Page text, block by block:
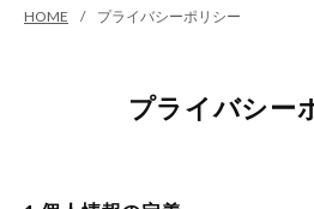
HOME プライバシーポリシー
プライバシー